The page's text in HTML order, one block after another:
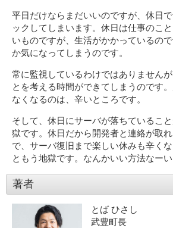
平日だけならまだいいのですが、休日
ックしてしまいます。休日は仕事のこ
いものですが、生活がかかっているの
か気になってしまうのです。
常に監視しているわけではありません
とを考える時間ができてしまうのです
なくなるのは、辛いところです。
そして、休日にサーバが落ちているこ
獄です。休日だから開発者と連絡が取
で、サーバ復旧まで楽しい休みも辛く
ともう地獄です。なんかいい方法なーい
著者
とば ひさし
武豊町長